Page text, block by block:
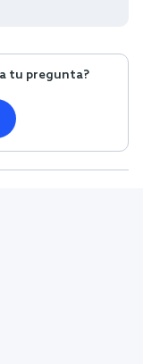
tu pregunta?